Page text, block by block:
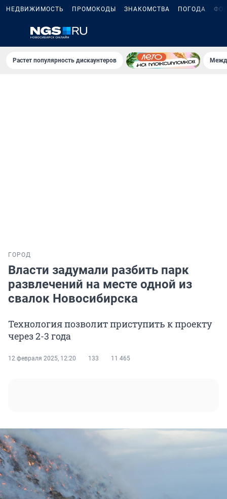
НЕДВИЖИМОСТЬ ПРОМОКОДЫ ЗНАКОМСТВА ПОГОДА
Растет популярность дискаунтеров
ГОРОД
Власти задумали разбить парк
развлечений на месте одной из
свалок Новосибирска
Технология позволит приступить к проекту
через 2-3 года
12 февраля 2025, 12:20 133 11 465